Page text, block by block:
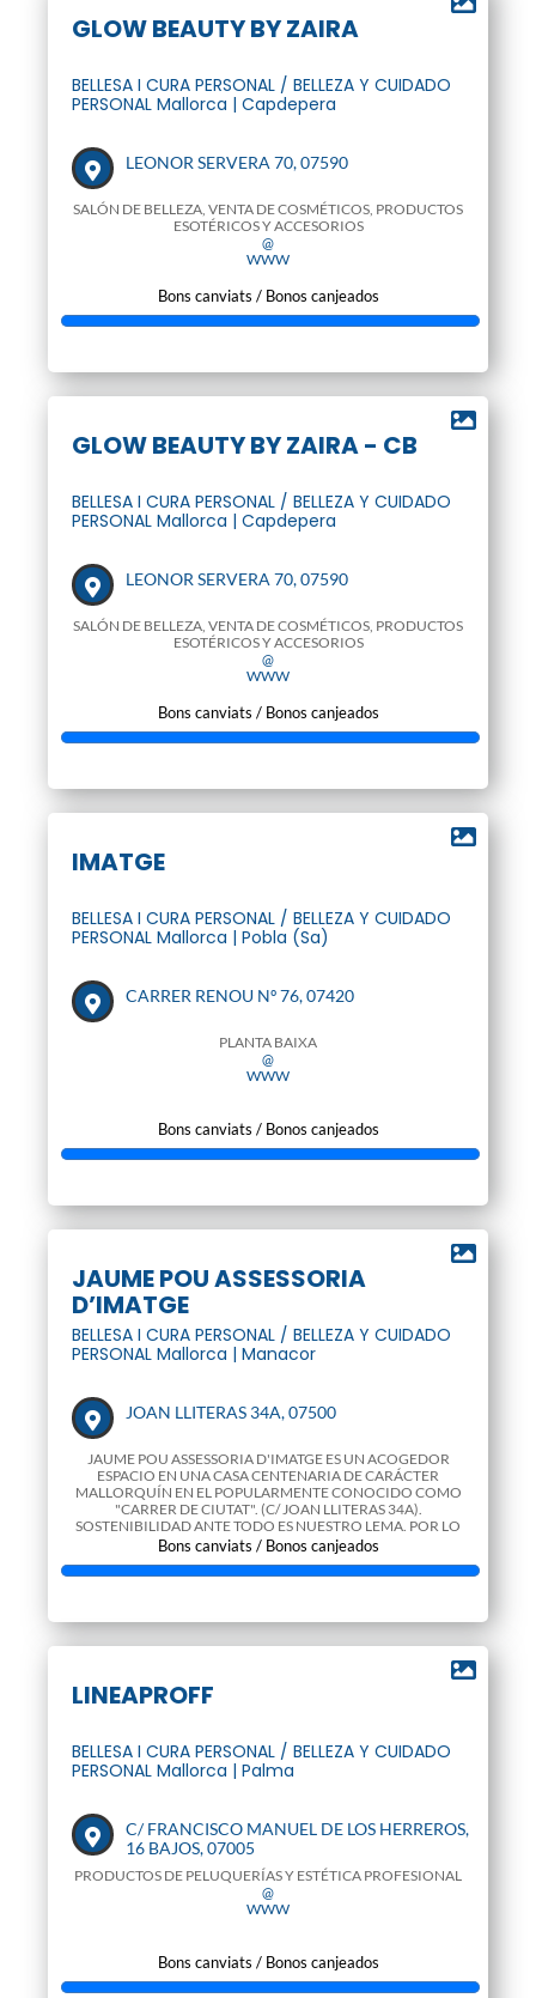
GLOW BEAUTY BY ZAIRA
BELLESA I CURA PERSONAL / BELLEZA Y CUIDADO
PERSONAL Mallorca | Capdepera
LEONOR SERVERA 70, 07590
SALÓN DE BELLEZA, VENTA DE COSMÉTICOS, PRODUCTOS
ESOTÉRICOS Y ACCESORIOS
@
WWW
Bons canviats / Bonos canjeados
GLOW BEAUTY BY ZAIRA - CB
BELLESA I CURA PERSONAL / BELLEZA Y CUIDADO
PERSONAL Mallorca | Capdepera
LEONOR SERVERA 70, 07590
SALÓN DE BELLEZA, VENTA DE COSMÉTICOS, PRODUCTOS
ESOTÉRICOS Y ACCESORIOS
@
WWW
Bons canviats / Bonos canjeados
IMATGE
BELLESA I CURA PERSONAL / BELLEZA Y CUIDADO
PERSONAL Mallorca | Pobla (Sa)
CARRER RENOU Nº 76, 07420
PLANTA BAIXA
@
WWW
Bons canviats / Bonos canjeados
JAUME POU ASSESSORIA
D’IMATGE
BELLESA I CURA PERSONAL / BELLEZA Y CUIDADO
PERSONAL Mallorca | Manacor
JOAN LLITERAS 34A, 07500
JAUME POU ASSESSORIA D'IMATGE ES UN ACOGEDOR
ESPACIO EN UNA CASA CENTENARIA DE CARÁCTER
MALLORQUÍN EN EL POPULARMENTE CONOCIDO COMO
"CARRER DE CIUTAT". (C/ JOAN LLITERAS 34A).
SOSTENIBILIDAD ANTE TODO ES NUESTRO LEMA. POR LO
QUE TODOS LOS PRODUCTOS QU
WWW
Bons canviats / Bonos canjeados
LINEAPROFF
BELLESA I CURA PERSONAL / BELLEZA Y CUIDADO
PERSONAL Mallorca | Palma
C/ FRANCISCO MANUEL DE LOS HERREROS,
16 BAJOS, 07005
PRODUCTOS DE PELUQUERÍAS Y ESTÉTICA PROFESIONAL
@
WWW
Bons canviats / Bonos canjeados